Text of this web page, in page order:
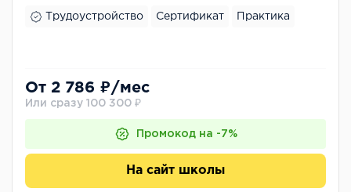
Трудоустройство Сертификат Практика
От 2 786 ₽/мес
Или сразу 100 300 ₽
Промокод на -7%
На сайт школы